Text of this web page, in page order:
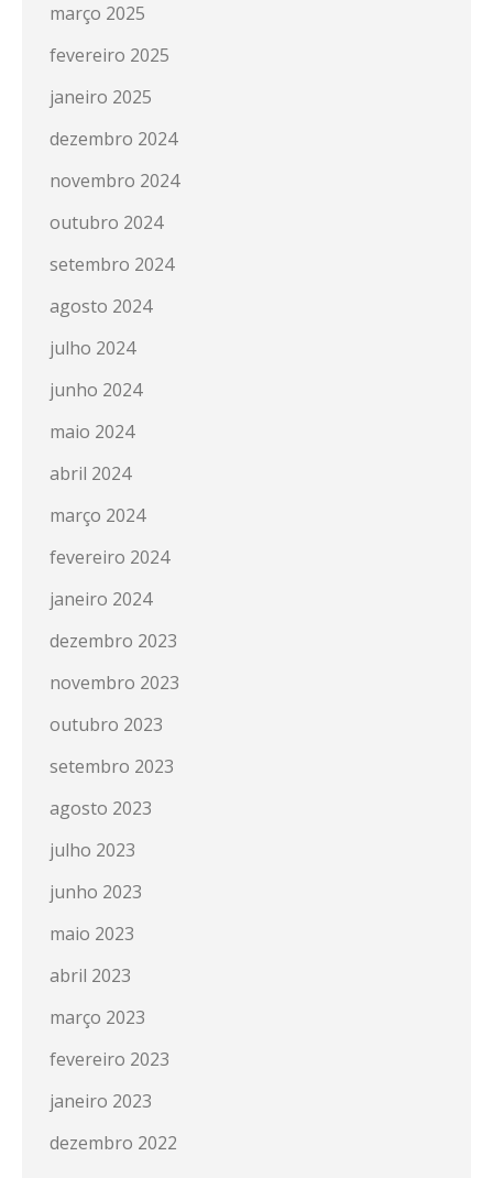
março 2025
fevereiro 2025
janeiro 2025
dezembro 2024
novembro 2024
outubro 2024
setembro 2024
agosto 2024
julho 2024
junho 2024
maio 2024
abril 2024
março 2024
fevereiro 2024
janeiro 2024
dezembro 2023
novembro 2023
outubro 2023
setembro 2023
agosto 2023
julho 2023
junho 2023
maio 2023
abril 2023
março 2023
fevereiro 2023
janeiro 2023
dezembro 2022